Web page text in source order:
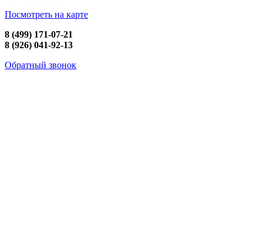
Посмотреть на карте
8 (499) 171-07-21
8 (926) 041-92-13
Обратный звонок